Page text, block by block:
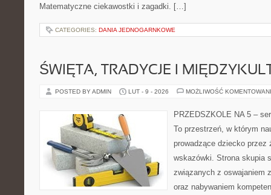
Matematyczne ciekawostki i zagadki. […]
CATEGORIES: DANIA JEDNOGARNKOWE
ŚWIĘTA, TRADYCJE I
POSTED BY ADMIN LUT - 9 - 2026 MOŻLIWOŚĆ
PRZEDSZKOLE NA 5 –
To przestrzeń, w którym
prowadzące dziecko przez
wskazówki. Strona skupia
związanych z oswajaniem
oraz nabywaniem